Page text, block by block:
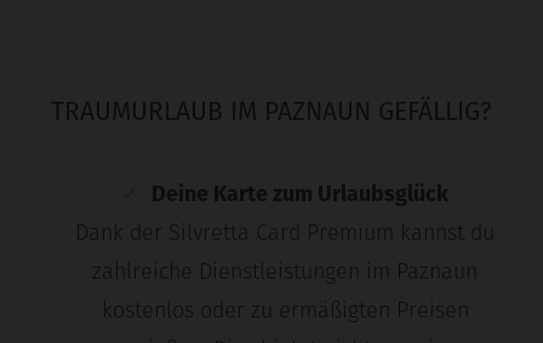
TRAUMURLAUB IM PAZNAUN GEFÄLLIG?
Deine Karte zum Urlaubsglück
Dank der Silvretta Card Premium kannst du
zahlreiche Dienstleistungen im Paznaun
kostenlos oder zu ermäßigten Preisen